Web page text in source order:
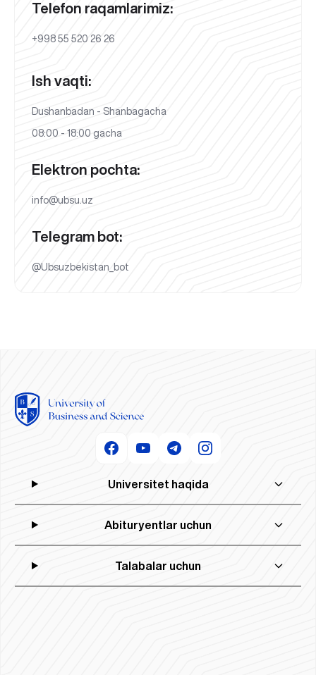
Telefon raqamlarimiz:
+998 55 520 26 26
Ish vaqti:
Dushanbadan - Shanbagacha
08:00 - 18:00 gacha
Elektron pochta:
info@ubsu.uz
Telegram bot:
@Ubsuzbekistan_bot
Universitet haqida
Abituryentlar uchun
Talabalar uchun